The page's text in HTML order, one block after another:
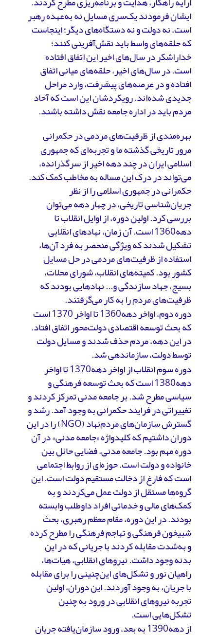
ایشان فرمودند یک‌سری مسایل نه به‌عهده رهبر
است، نه دولت و نه دستگاه‌های دیگر؛ اینجاست
که حلقه‌های واسط باید نقش‌آفرینی کنند؛
خداراشکر در سال‌های اخیر این اتفاق افتاده
است. در سال‌های اخیر، حلقه‌های میانی اتفاق
افتاده و در عرصه‌های پیشرفت، وارد مراحل
جدیدی شده‌اند. رویکردشان این است که آحاد
مردم باید در اداره جامعه نقش داشته باشند.
بهره‌مندی از ظرفیت‌های مردمی در حکمرانی
مرور تاریخی گذشته ما و تجربه‌ای که جمهوری
اسلامی ایران در چند دهه اخیر از سرگذرانده،
می‌تواند در درک این مساله به مخاطب کمک کند.
حکمرانی در جمهوری اسلامی را از نظر
جریان‌شناسی تاریخی، در چهار دهه می‌توان
بررسی کرد. اولین دوره، از اوایل انقلاب تا
دهه1360 است. آن زمان، نهادهای انقلابی
تشکیل شدند که ویژگی منحصر به فرد آن‌ها،
استفاده از ظرفیت‌های مردمی در حل مسایل
کشور بود. کمیته‌های انقلاب، شورای محلات،
بسیج، جهاد سازندگی و... نهادهایی بودند که
ظرفیت‌های مردم را به کار می‌گرفتند.
دوره دوم، اواخر دهه1360 تا اواخر 1370 است
که بحث توسعه اقتصادی دولت‌محور اتفاق افتاد.
در این دهه، مردم حذف شدند و مسایل دولت
توسط دولت، سازماندهی شد.
دوره سوم انقلاب از اواخر دهه1370 تا اواخر
دهه1380 است که بحث توسعه فرهنگی و
سیاسی مطرح شد. بر جامعه مدنی تمرکز کردند و
تغییراتی در فرایند حکمرانی به وجود آمد. رشد و
گسترش سازمان‌های مردم‌نهاد (NGO) را در این
دوران داشتیم که کلیدواژه «جامعه مدنی» در آن
دوره مهم بود. جامعه مدنی، فضایی حائل بین
خانواده و دولت است. حوزه‌ای از روابط اجتماعی
است که فارغ از دخالت مستقیم دولت است. این
گروه‌ها مستقل از دولت عمل می‌کردند و به
کمک‌های مالی و خدماتی افراد داوطلب وابسته
بودند. در این دوره، مقام معظم رهبری، بحث
شبیخون فرهنگی و تهاجم فرهنگی را مطرح کرده
و به‌شدت مقابله کردند با جریانی که در این
بدنه وجود داشت. نیروهای انقلابی، هیات‌ها،
راهیان نور و تشکل‌های این‌چنینی را برای مقابله
با جریان، به وجود آوردند. این دوران، اولین
تجربه نیروهای انقلابی در ورود به چنین
تشکل‌هایی است.
از دهه1390 به بعد، ورود سازمان‌یافته جریان